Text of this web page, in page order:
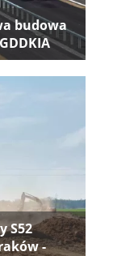
budowa
S52
-